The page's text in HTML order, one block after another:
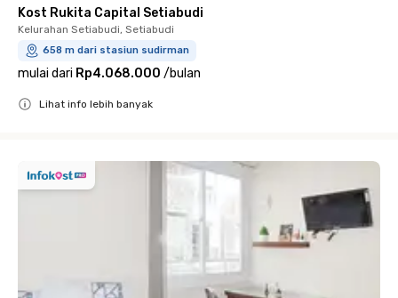
Kost Rukita Capital Setiabudi
Kelurahan Setiabudi, Setiabudi
658 m dari stasiun sudirman
mulai dari Rp4.068.000 /bulan
Lihat info lebih banyak